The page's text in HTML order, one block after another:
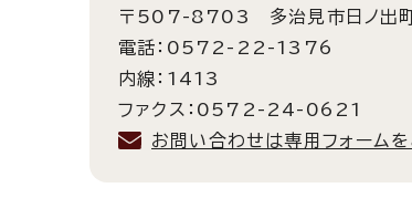
〒507-8703 多治見市日ノ出
電話：0572-22-1376
内線：1413
ファクス：0572-24-0621
お問い合わせは専用フォームを